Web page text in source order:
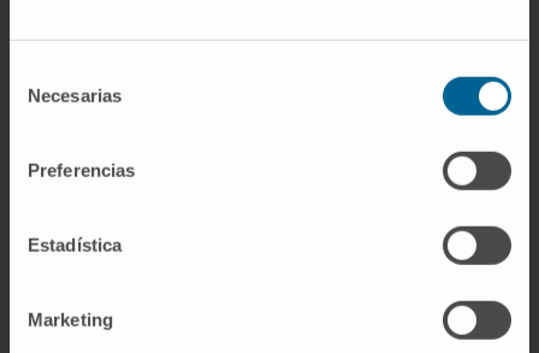
Necesarias
Preferencias
Estadística
Marketing
plaquetas. La metaplasia mieloide, por tanto,
es la aparición de esa producción celular en
órganos distintos de la médula.
¿Es lo mismo metaplasia mieloide
que mielofibrosis?
No exactamente. La mielofibrosis es una
mieloproliferativa) en la que la médula ósea se
fibrosa y obliga al bazo y al hígado a producir